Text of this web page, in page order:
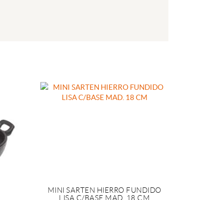
MINI SARTEN HIERRO FUNDIDO
LISA C/BASE MAD. 18 CM